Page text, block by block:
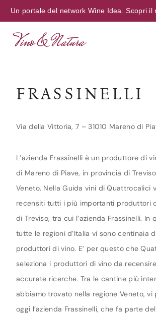
Un portale del network Wine Idea. Scopri
FRASSINELLI
Via della Vittoria, 7 – 31010 Mareno di
L’azienda Frassinelli è un produttore di
di Mareno di Piave, in provincia di
Veneto. Nella Guida vini di Quattrocalici
recensiti tutti i più importanti produttori
di Treviso, tra cui l’azienda Frassinelli. In
tutte le regioni d’Italia vi sono centinaia
produttori di vino. E’ per questo che
seleziona i produttori di vino da
accurate ricerche. Tra le cantine più
abbiamo trovato nella regione Veneto, vi
oggi l’azienda Frassinelli, che fa parte